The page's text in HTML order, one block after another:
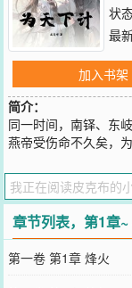
状
最
加入书架
简介：
同一时间，南铎、东
燕帝受伤命不久矣，
的
您要是觉得《为天下
里的朋友推荐哦！
章节列表，第1章
第一卷 第1章 烽火